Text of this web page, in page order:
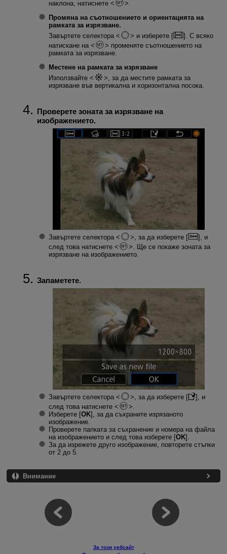
наклона, натиснете
Промяна на съотношението и ориентацията на
рамката за изрязване.
Завъртете селектора
и изберете [
]. С всяко
натискане на
променяте съотношението на
рамката за изрязване.
Местене на рамката за изрязване
Използвайте
, за да местите рамката за
изрязване във вертикална и хоризонтална посока.
Проверете зоната за изрязване на
изображението.
Завъртете селектора , за да изберете [
], и
след това натиснете
. Ще се покаже зоната за
изрязване на изображението.
Запаметете.
Завъртете селектора , за да изберете [
], и
след това натиснете
.
Изберете [OK], за да съхраните изрязаното
изображение.
Проверете папката за съхранение и номера на файла
на изображението и след това изберете [OK].
За да изрежете друго изображение, повторете стъпки
от 2 до 5.
Внимание
За този уебсайт